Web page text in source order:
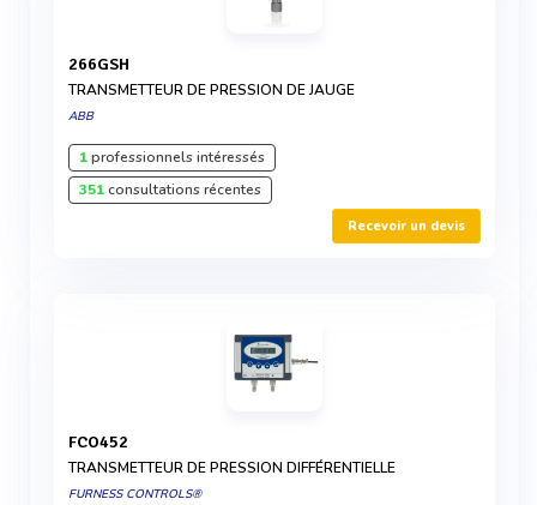
266GSH
TRANSMETTEUR DE PRESSION DE JAUGE
ABB
1professionnels intéressés
351consultations récentes
Recevoir un devis
FCO452
TRANSMETTEUR DE PRESSION DIFFÉRENTIELLE
FURNESS CONTROLS®